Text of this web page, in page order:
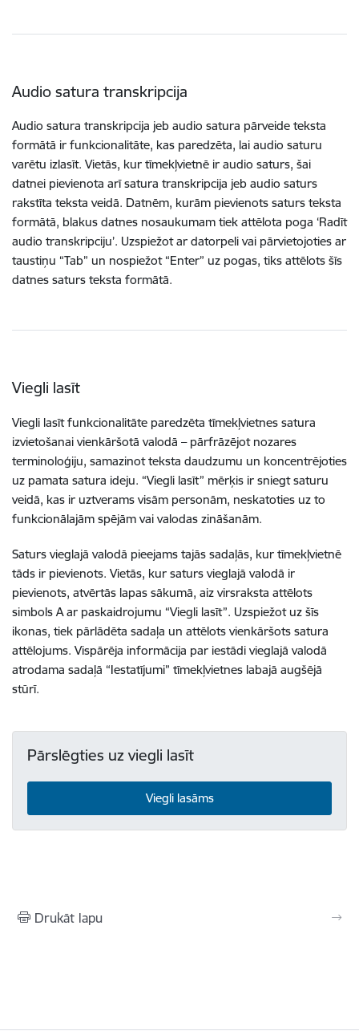
Audio satura transkripcija
Audio satura transkripcija jeb audio satura pārveide teksta
formātā ir funkcionalitāte, kas paredzēta, lai audio saturu
varētu izlasīt. Vietās, kur tīmekļvietnē ir audio saturs, šai
datnei pievienota arī satura transkripcija jeb audio saturs
rakstīta teksta veidā. Datnēm, kurām pievienots saturs teksta
formātā, blakus datnes nosaukumam tiek attēlota poga ‘Radīt
audio transkripciju’. Uzspiežot ar datorpeli vai pārvietojoties ar
taustiņu “Tab” un nospiežot “Enter” uz pogas, tiks attēlots šīs
datnes saturs teksta formātā.
Viegli lasīt
Viegli lasīt funkcionalitāte paredzēta tīmekļvietnes satura
izvietošanai vienkāršotā valodā – pārfrāzējot nozares
terminoloģiju, samazinot teksta daudzumu un koncentrējoties
uz pamata satura ideju. “Viegli lasīt” mērķis ir sniegt saturu
veidā, kas ir uztverams visām personām, neskatoties uz to
funkcionālajām spējām vai valodas zināšanām.
Saturs vieglajā valodā pieejams tajās sadaļās, kur tīmekļvietnē
tāds ir pievienots. Vietās, kur saturs vieglajā valodā ir
pievienots, atvērtās lapas sākumā, aiz virsraksta attēlots
simbols A ar paskaidrojumu “Viegli lasīt”. Uzspiežot uz šīs
ikonas, tiek pārlādēta sadaļa un attēlots vienkāršots satura
attēlojums. Vispārēja informācija par iestādi vieglajā valodā
atrodama sadaļā “Iestatījumi” tīmekļvietnes labajā augšējā
stūrī.
Pārslēgties uz viegli lasīt
Viegli lasāms
Drukāt lapu